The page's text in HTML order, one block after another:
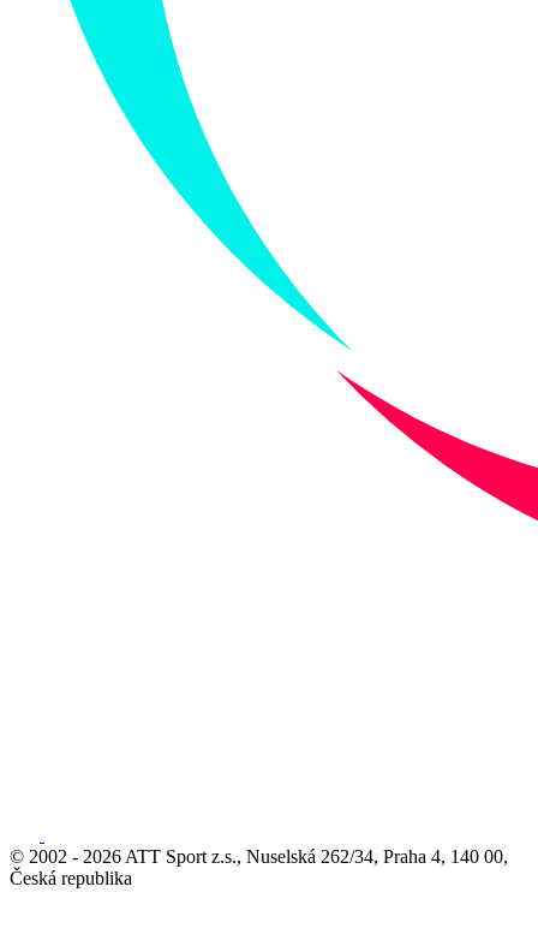
© 2002 - 2026 ATT Sport z.s., Nuselská 262/34, Praha 4, 140 00,
Česká republika